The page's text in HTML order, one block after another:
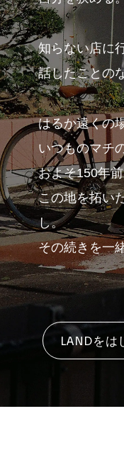
ボ
#職
#書
#や
知らない店に
話したことの
はるか遠くの
いつものマチ
およそ150年
この地を拓い
し。
その続きを一
LANDをは